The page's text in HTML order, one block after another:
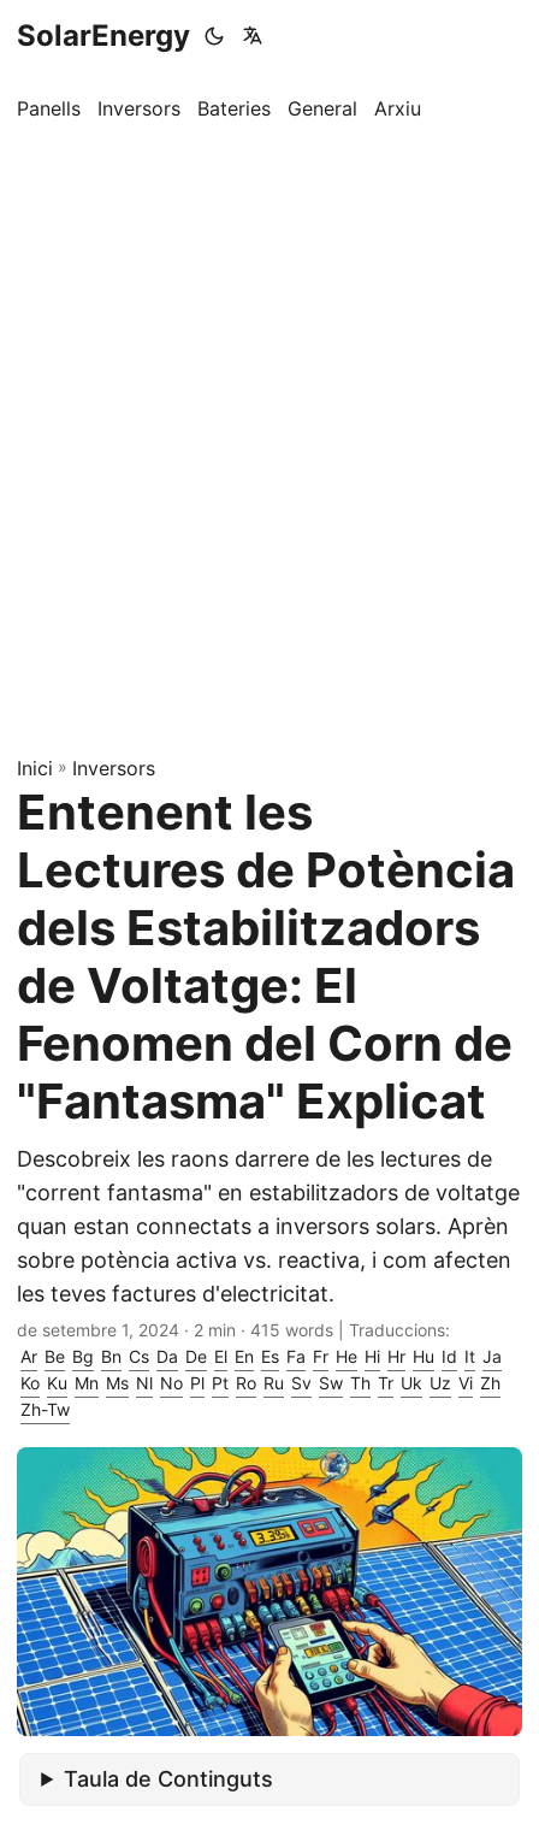
SolarEnergy
Panells Inversors Bateries General Arxiu
Inici » Inversors
Entenent les
Lectures de Potència
dels Estabilitzadors
de Voltatge: El
Fenomen del Corn de
"Fantasma" Explicat
Descobreix les raons darrere de les lectures de
"corrent fantasma" en estabilitzadors de voltatge
quan estan connectats a inversors solars. Aprèn
sobre potència activa vs. reactiva, i com afecten
les teves factures d'electricitat.
de setembre 1, 2024 · 2 min · 415 words | Traduccions:
Ar Be Bg Bn Cs Da De El En Es Fa Fr He Hi Hr Hu Id It Ja
Ko Ku Mn Ms Nl No Pl Pt Ro Ru Sv Sw Th Tr Uk Uz Vi Zh
Zh-Tw
Taula de Continguts